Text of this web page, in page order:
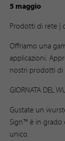
5 maggio
Prodotti di rete |
Offriamo una
applicazioni.
nostri prodotti di
GIORNATA DEL
Gustate un
Sign™ è in grado
unico.